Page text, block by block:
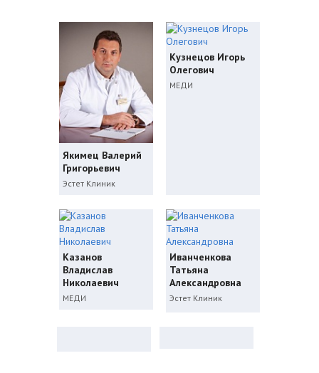
Якимец Валерий
Григорьевич
Эстет Клиник
Кузнецов Игорь
Олегович
МЕДИ
Казанов
Владислав
Николаевич
МЕДИ
Иванченкова
Татьяна
Александровна
Эстет Клиник